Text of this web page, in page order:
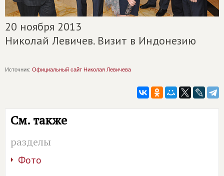
20 ноября 2013
Николай Левичев. Визит в Индонезию
Источник: Официальный сайт Николая Левичева
См. также
разделы
Фото